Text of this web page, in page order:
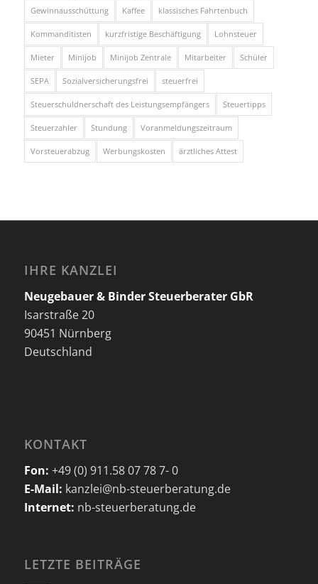
Gewinnausschüttung Kaffee klassisches Fahrtenbuch
Kommanditisten kurzfristige Beschäftigung Lohnsteuer
Mieter Minijob Minijob Zentrale Mitarbeiter Schüler
SEPA Sozialversicherungsfrei steuerfrei
Steuerschuldnerschaft des Leistungsempfängers Steuertipps
Steuerzahler Stundung Voranmeldungszeitraum
Vorsteuerabzug Werbungskosten ärztliches Attest
IHRE KANZLEI
Neugebauer & Binder Steuerberater GbR
Isarstraße 20
90451 Nürnberg
Deutschland
KONTAKT
Fon: +49 (0) 911.58 07 78 7- 0
E-Mail: kanzlei@nb-steuerberatung.de
Internet: nb-steuerberatung.de
LETZTE BEITRÄGE